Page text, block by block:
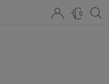
0